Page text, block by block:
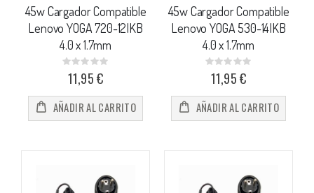
45w Cargador Compatible
Lenovo YOGA 720-12IKB
4.0 x 1.7mm
Rating:
0%11,95 €
AÑADIR AL CARRITO
45w Cargador Compatible
Lenovo YOGA 530-14IKB
4.0 x 1.7mm
Rating:
0%11,95 €
AÑADIR AL CARRITO